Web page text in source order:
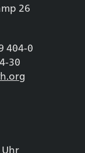
26
404-0
30
Uhr